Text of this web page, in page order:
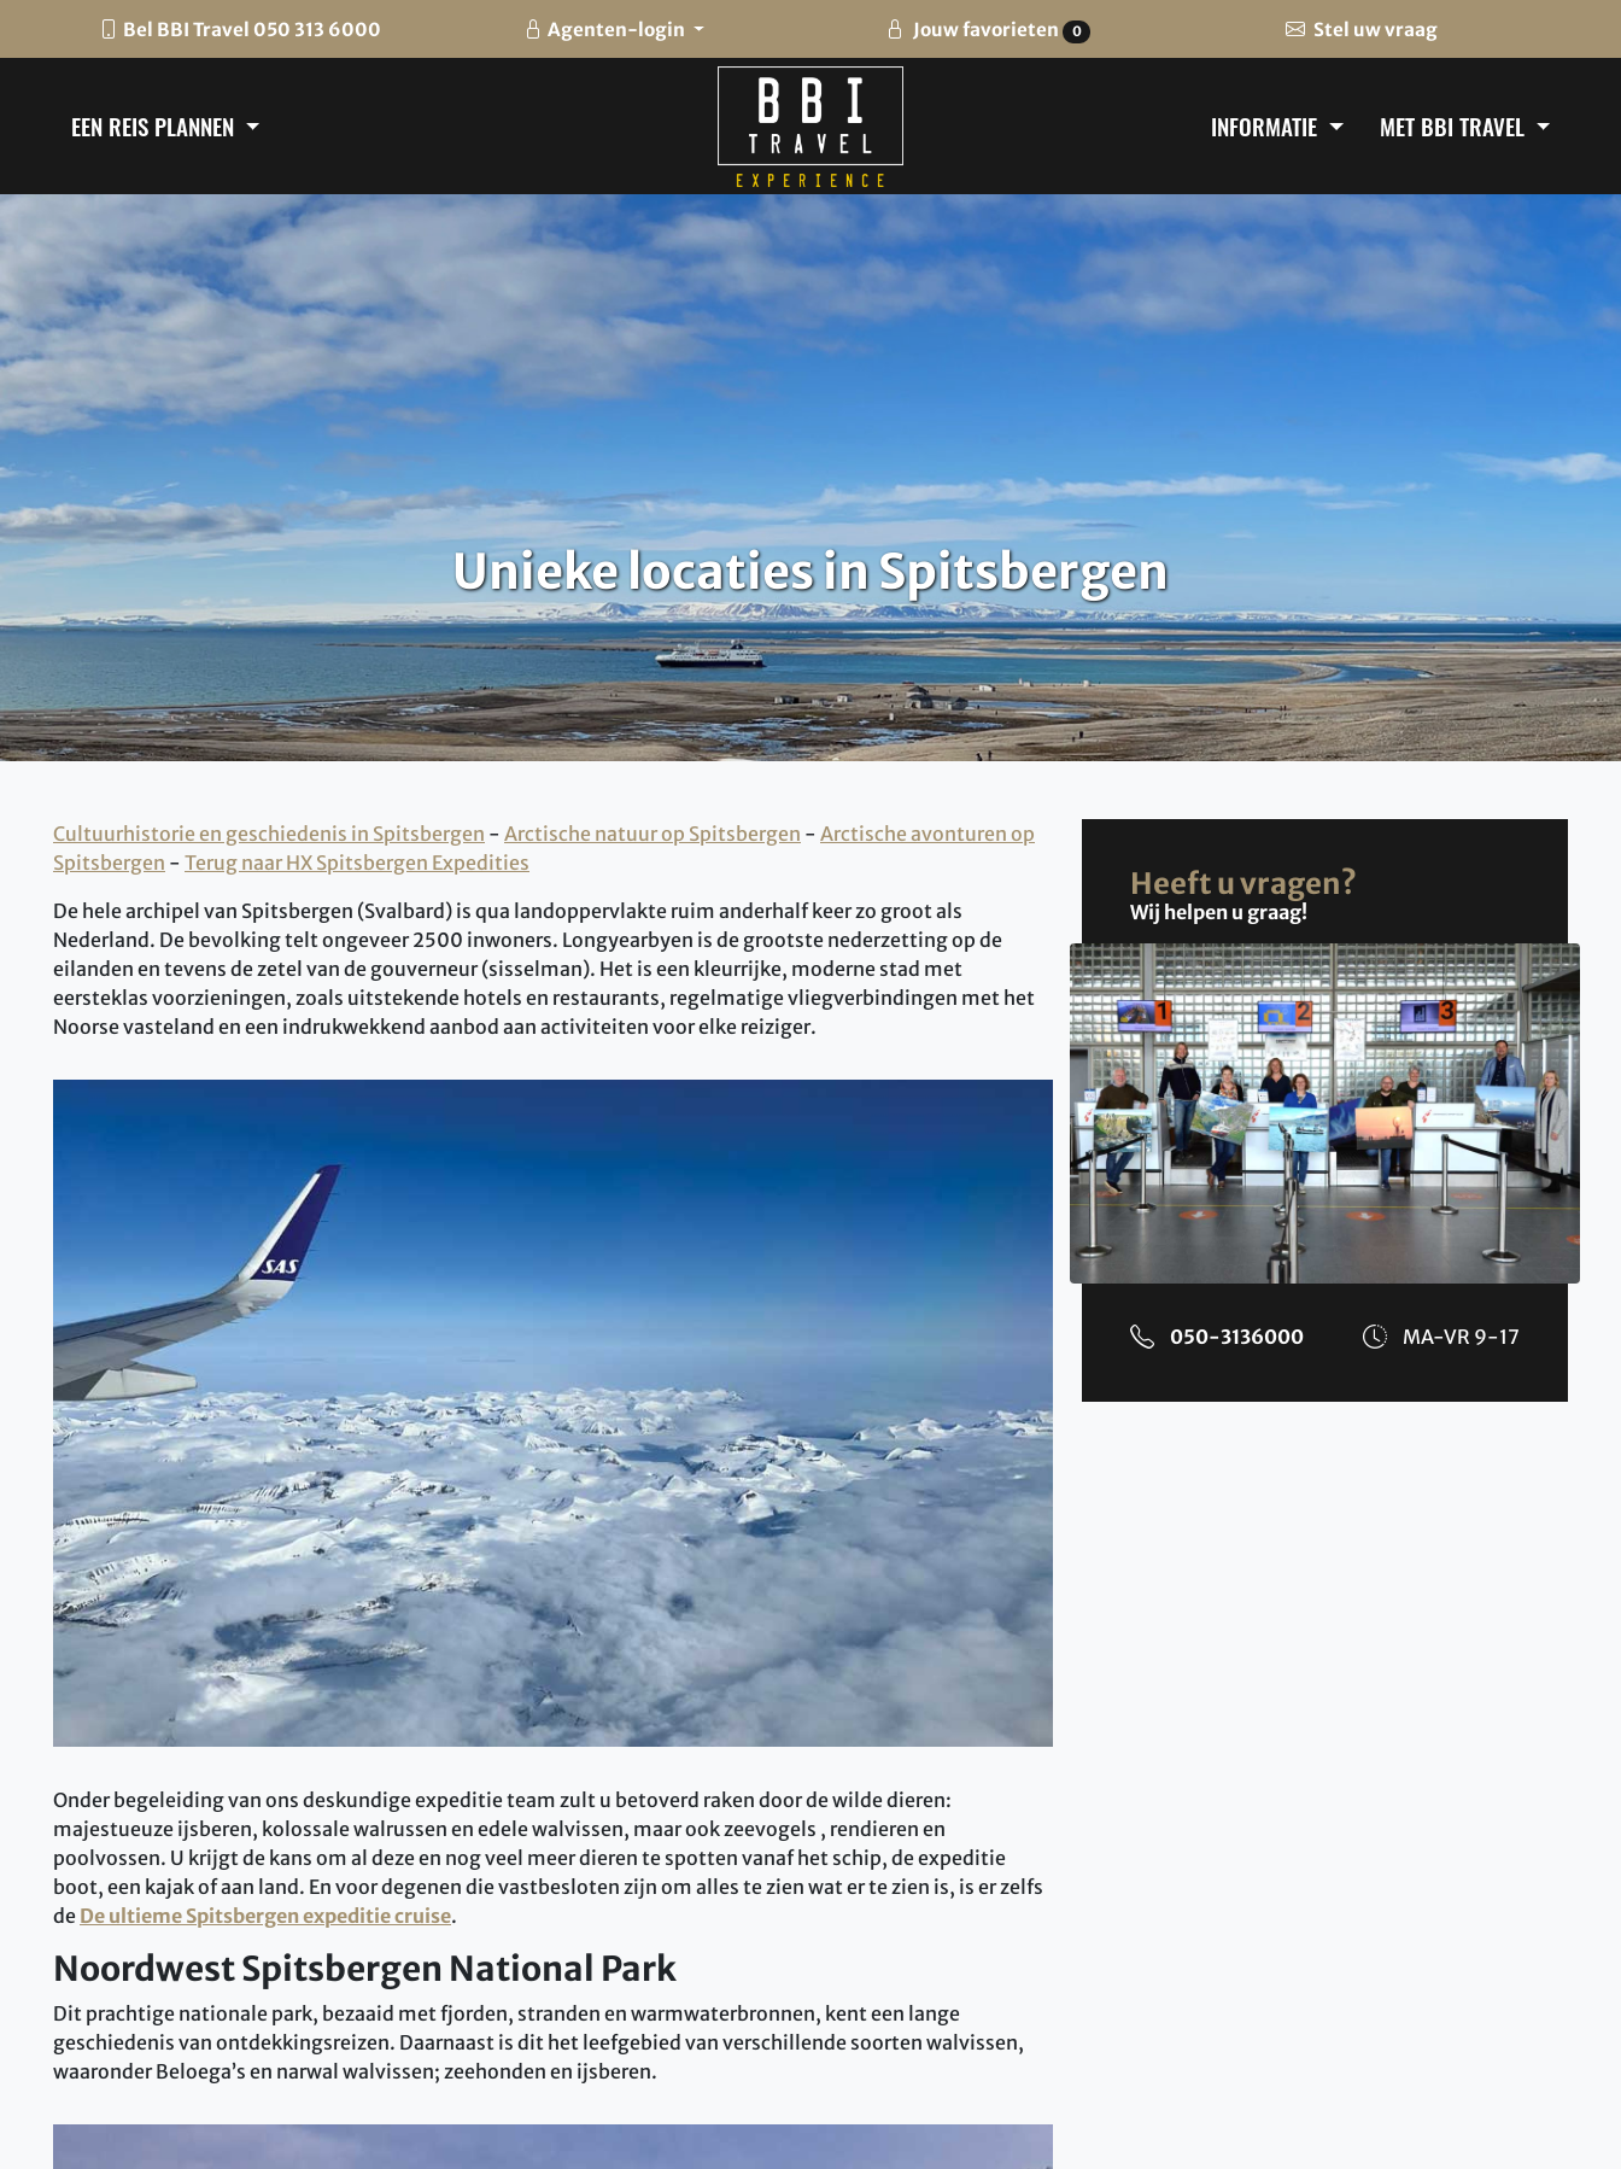
Bel BBI Travel 050 313 6000 Agenten-login Jouw favorieten 0 Stel uw vraag
EEN REIS PLANNEN INFORMATIE MET BBI TRAVEL
Unieke locaties in Spitsbergen
Cultuurhistorie en geschiedenis in Spitsbergen - Arctische natuur op Spitsbergen - Arctische avonturen op
Spitsbergen - Terug naar HX Spitsbergen Expedities
De hele archipel van Spitsbergen (Svalbard) is qua landoppervlakte ruim anderhalf keer zo groot als
Nederland. De bevolking telt ongeveer 2500 inwoners. Longyearbyen is de grootste nederzetting op de
eilanden en tevens de zetel van de gouverneur (sisselman). Het is een kleurrijke, moderne stad met
eersteklas voorzieningen, zoals uitstekende hotels en restaurants, regelmatige vliegverbindingen met het
Noorse vasteland en een indrukwekkend aanbod aan activiteiten voor elke reiziger.
Onder begeleiding van ons deskundige expeditie team zult u betoverd raken door de wilde dieren:
majestueuze ijsberen, kolossale walrussen en edele walvissen, maar ook zeevogels , rendieren en
poolvossen. U krijgt de kans om al deze en nog veel meer dieren te spotten vanaf het schip, de expeditie
boot, een kajak of aan land. En voor degenen die vastbesloten zijn om alles te zien wat er te zien is, is er zelfs
de De ultieme Spitsbergen expeditie cruise.
Noordwest Spitsbergen National Park
Dit prachtige nationale park, bezaaid met fjorden, stranden en warmwaterbronnen, kent een lange
geschiedenis van ontdekkingsreizen. Daarnaast is dit het leefgebied van verschillende soorten walvissen,
waaronder Beloega’s en narwal walvissen; zeehonden en ijsberen.
Heeft u vragen?
Wij helpen u graag!
050-3136000 MA-VR 9-17